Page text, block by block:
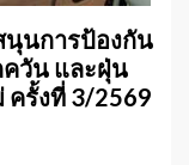
นการป้องกัน
วัน และฝุ่น
ครั้งที่ 3/2569